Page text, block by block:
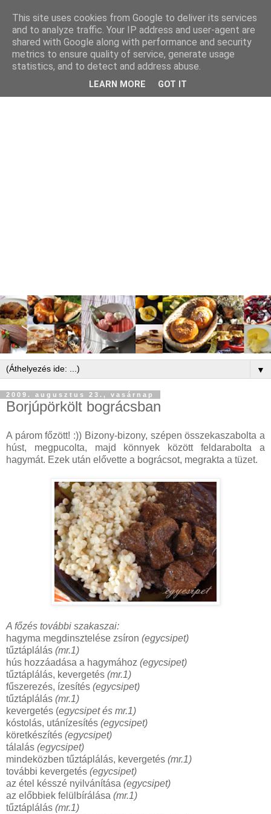
▼
2009. augusztus 23., vasárnap
Borjúpörkölt bográcsban
A párom főzött! :)) Bizony-bizony, szépen összekaszabolta a
húst, megpucolta, majd könnyek között feldarabolta a
hagymát. Ezek után elővette a bográcsot, megrakta a tüzet.
A főzés további szakaszai:
hagyma megdinsztelése zsíron (egycsipet)
tűztáplálás (mr.1)
hús hozzáadása a hagymához (egycsipet)
tűztáplálás, kevergetés (mr.1)
fűszerezés, ízesítés (egycsipet)
tűztáplálás (mr.1)
kevergetés (egycsipet és mr.1)
kóstolás, utánízesítés (egycsipet)
köretkészítés (egycsipet)
tálalás (egycsipet)
mindeközben tűztáplálás, kevergetés (mr.1)
további kevergetés (egycsipet)
az étel késszé nyilvánítása (egycsipet)
az előbbiek felülbírálása (mr.1)
tűztáplálás (mr.1)
This site uses cookies from Google to deliver its services
and to analyze traffic. Your IP address and user-agent are
shared with Google along with performance and security
metrics to ensure quality of service, generate usage
statistics, and to detect and address abuse.
LEARN MORE GOT IT